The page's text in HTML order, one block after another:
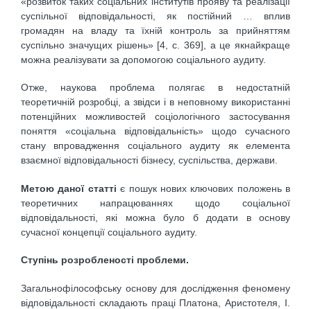
суспільної відповідальності, як постійний … вплив
громадян на владу та їхній контроль за прийняттям
суспільно значущих рішень» [4, с. 369], а це якнайкраще
можна реалізувати за допомогою соціального аудиту.
Отже, наукова проблема полягає в недостатній
теоретичній розробці, а звідси і в неповному використанні
потенційних можливостей соціологічного застосування
поняття «соціальна відповідальність» щодо сучасного
стану впровадження соціального аудиту як елемента
взаємної відповідальності бізнесу, суспільства, держави.
Метою даної статті є пошук нових ключових положень в
теоретичних напрацюваннях щодо соціальної
відповідальності, які можна було б додати в основу
сучасної концепції соціального аудиту.
Ступінь розробленості проблеми.
Загальнофілософську основу для дослідження феномену
відповідальності складають праці Платона, Аристотеля, І.